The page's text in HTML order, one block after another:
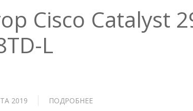
Cisco Catalyst
L
2019 ПОДРОБНЕЕ